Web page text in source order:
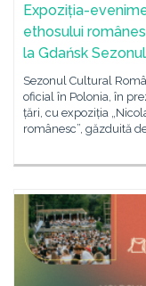
Expoziția-
ethosului
la Gdańsk
Sezonul Cultural
oficial în Polonia, în
țări, cu expoziția
românesc”, găzduită